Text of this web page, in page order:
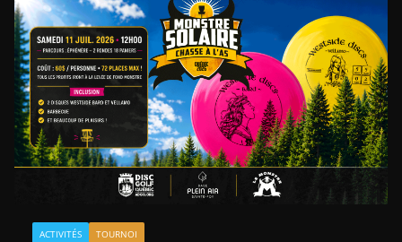
ACTIVITÉS TOURNOI